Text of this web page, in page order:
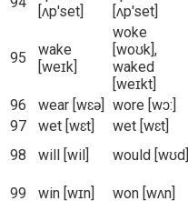
[ʌp'set]
[ʌp'set]
95
wake
[weɪk]
woke
[woʊk],
waked
[weɪkt]
96 wear [wɛə] wore [wɔ:]
97
wet [wɛt] wet [wɛt]
98
will [wil] would [wʊd]
99
win [wɪn] won [wʌn]